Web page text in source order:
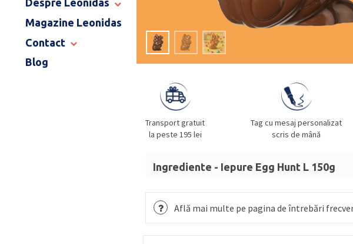
END OF SCHOOL
Despre Leonidas
POVESTEA LEONIDAS
CATALOG PAȘTE 2026
Magazine Leonidas
Contact
MAGAZINE LEONIDAS
Blog
Transport gratuit
la peste 195 lei
Tag cu mesaj personalizat
scris de mână
Ingrediente - Iepure Egg Hunt L 150g
emulgator: lecitine (SOIA), aromă naturală de
Află mai multe pe pagina de întrebări